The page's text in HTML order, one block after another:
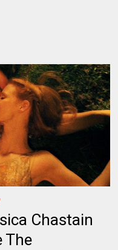
Chastain
The